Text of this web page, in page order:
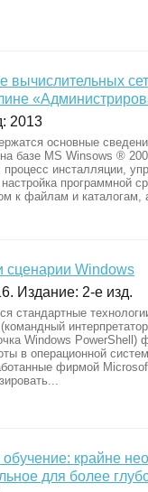
вычислительных
2013
основные
базе MS Winsows ®
инсталляции,
программной
к файлам и каталогам,
сценарии Windows
Издание: 2-е изд.
стандартные
Windows PowerShell)
в операционной
фирмой
крайне
для более